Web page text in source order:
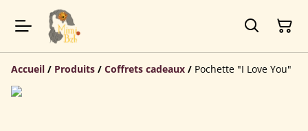
Accueil / Produits / Coffrets cadeaux / Pochette "I Love You"